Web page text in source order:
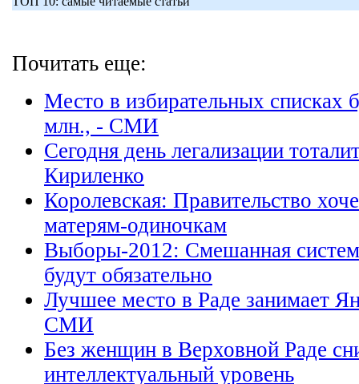
Почитать еще:
Место в избирательных списках
млн., - СМИ
Сегодня день легализации
Кириленко
Королевская: Правительство
матерям-одиночкам
Выборы-2012: Смешанная
будут обязательно
Лучшее место в Раде занимает
СМИ
Без женщин в Верховной Раде
интеллектуальный уровень